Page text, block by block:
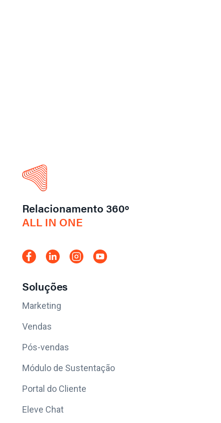
Relacionamento 360º
ALL IN ONE
Soluções
Marketing
Vendas
Pós-vendas
Módulo de Sustentação
Portal do Cliente
Eleve Chat